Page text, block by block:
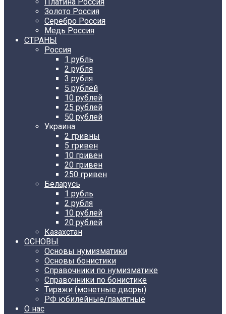
Золото Россия
Серебро Россия
Медь Россия
СТРАНЫ
Россия
1 рубль
2 рубля
3 рубля
5 рублей
10 рублей
25 рублей
50 рублей
Украина
2 гривны
5 гривен
10 гривен
20 гривен
250 гривен
Беларусь
1 рубль
2 рубля
10 рублей
20 рублей
Казахстан
ОСНОВЫ
Основы нумизматики
Основы бонистики
Справочники по нумизматике
Справочники по бонистике
Тиражи (монетные дворы)
РФ юбилейные/памятные
О нас